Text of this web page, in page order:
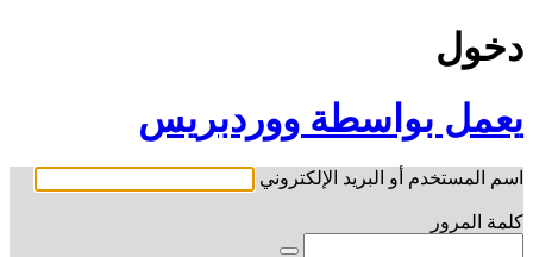
دخول
يعمل بواسطة ووردبريس
اسم المستخدم أو البريد الإلكتروني
كلمة المرور